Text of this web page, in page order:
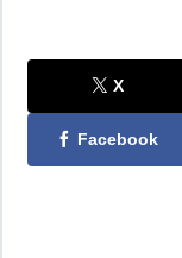
X
Facebook